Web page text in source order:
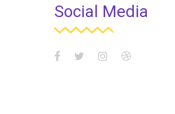
Social Media